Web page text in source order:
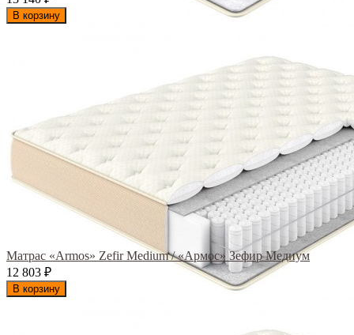
В корзину
Матрас «Armos» Zefir Medium / «Армос» Зефир Медиум
12 803 ₽
В корзину